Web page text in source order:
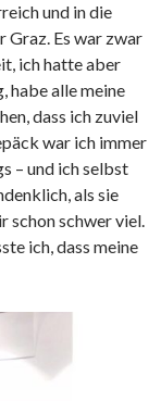
und in die
Graz. Es war zwar
ich hatte aber
habe alle meine
dass ich zuviel
war ich immer
– und ich selbst
als sie
schon schwer viel.
ich, dass meine